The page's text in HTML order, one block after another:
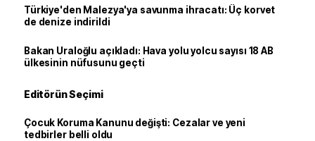
Türkiye'den Malezya'ya savunma ihracatı: Üç korvet
de denize indirildi
Bakan Uraloğlu açıkladı: Hava yolu yolcu sayısı 18 AB
ülkesinin nüfusunu geçti
Editörün Seçimi
Çocuk Koruma Kanunu değişti: Cezalar ve yeni
tedbirler belli oldu